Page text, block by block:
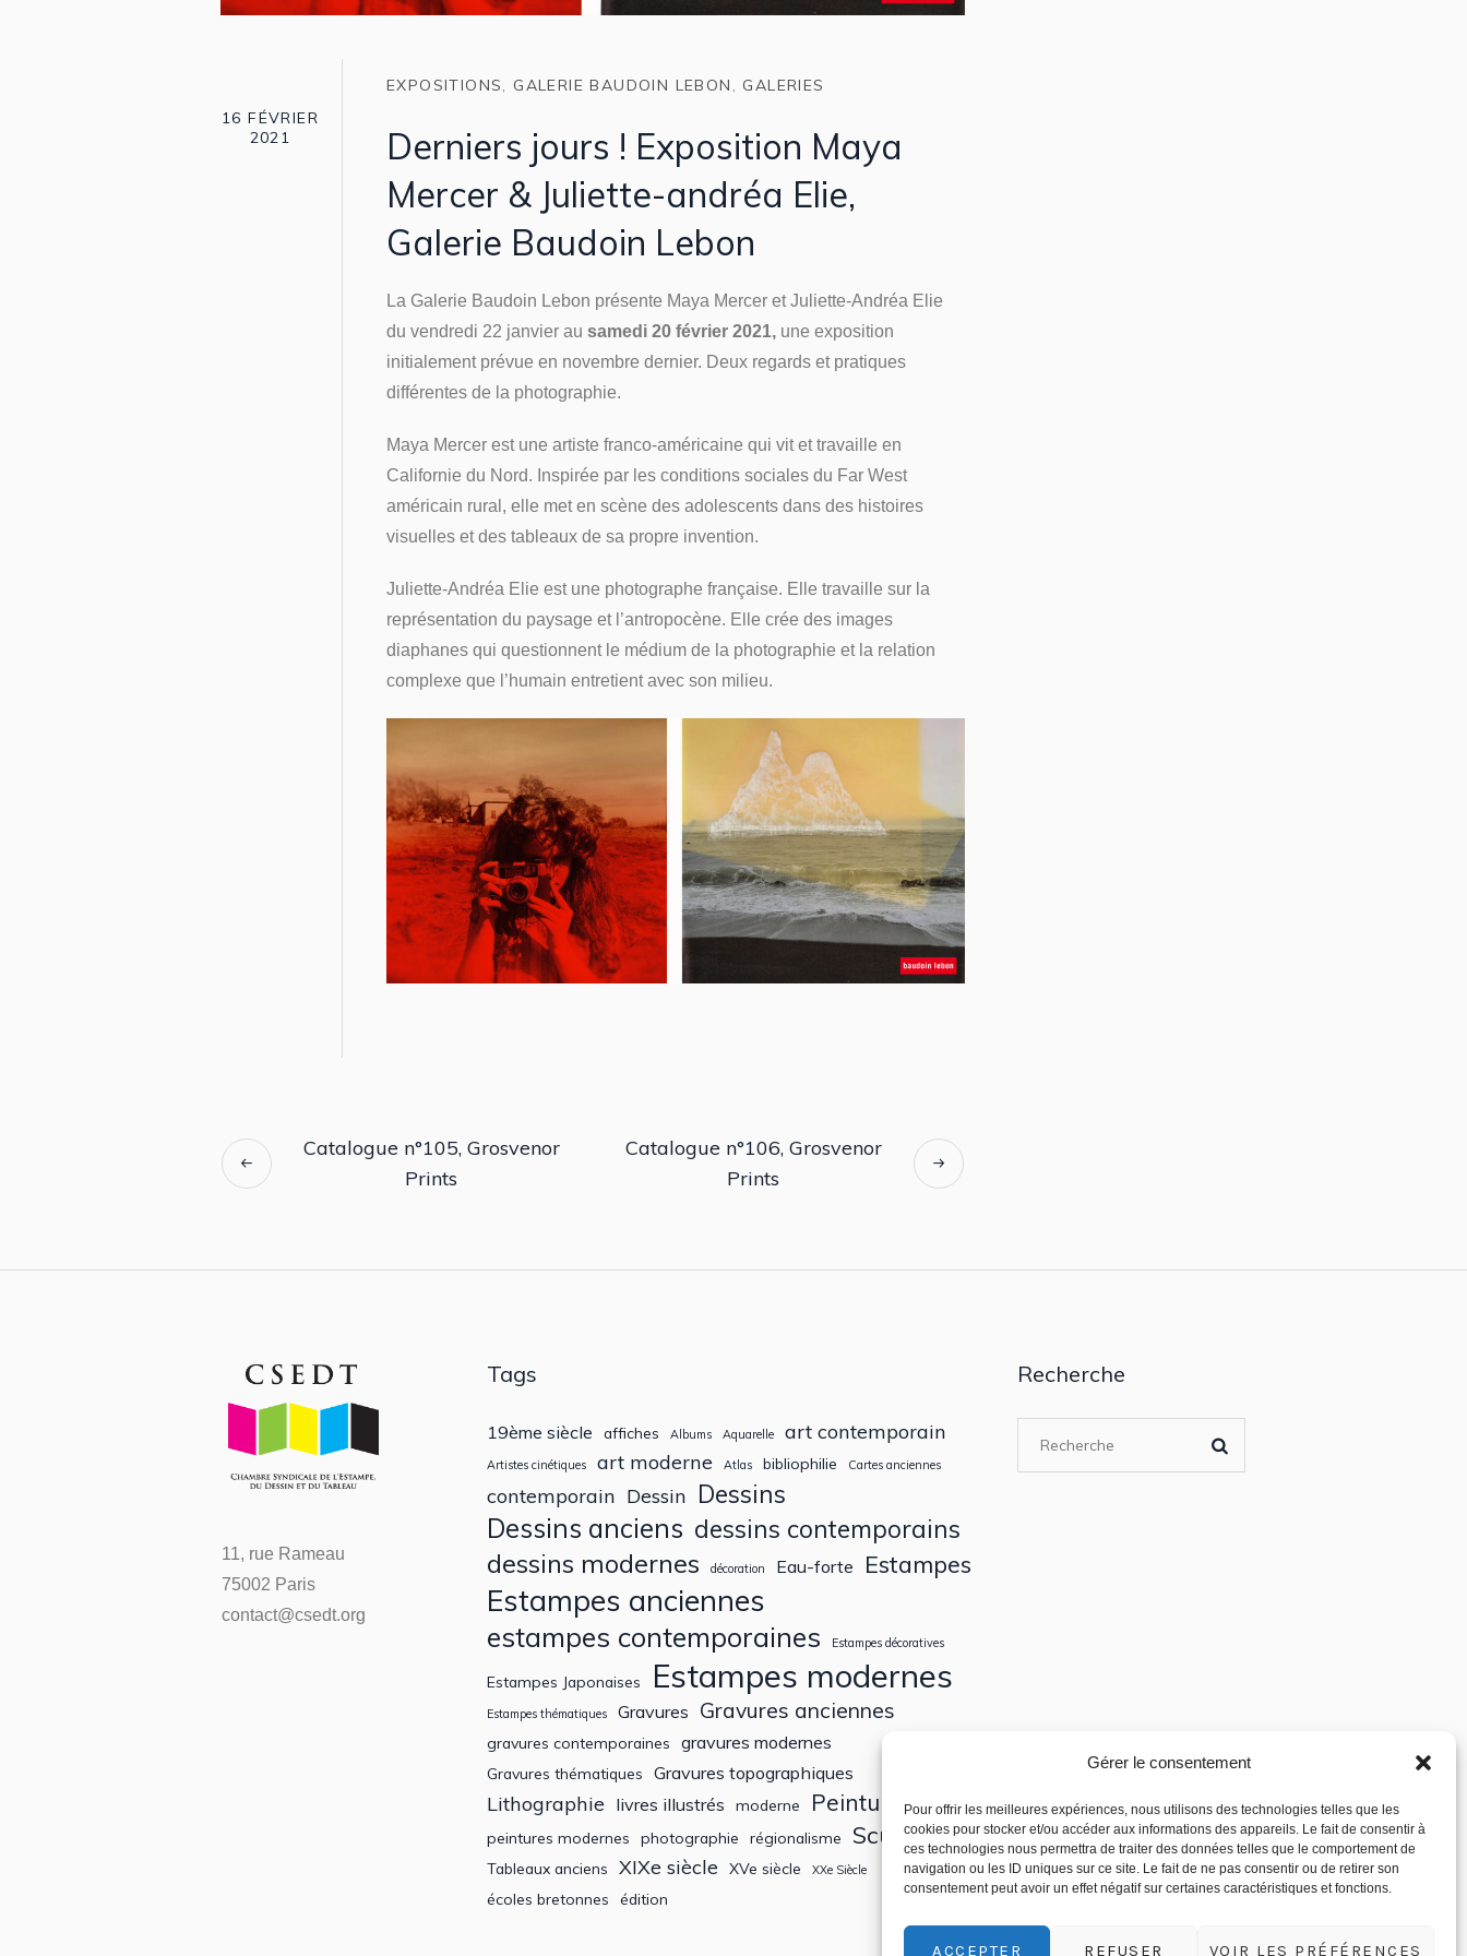
Gérer le consentement
Pour offrir les meilleures expériences, nous utilisons des technologies telles que les
cookies pour stocker et/ou accéder aux informations des appareils. Le fait de consentir à
ces technologies nous permettra de traiter des données telles que le comportement de
navigation ou les ID uniques sur ce site. Le fait de ne pas consentir ou de retirer son
consentement peut avoir un effet négatif sur certaines caractéristiques et fonctions.
ACCEPTER REFUSER VOIR LES PRÉFÉRENCES
16 FÉVRIER
2021
EXPOSITIONS, GALERIE BAUDOIN LEBON , GALERIES
Derniers jours ! Exposition Maya
Mercer & Juliette-andréa Elie,
Galerie Baudoin Lebon
La Galerie Baudoin Lebon présente Maya Mercer et Juliette-Andréa Elie
du vendredi 22 janvier au samedi 20 février 2021, une exposition
initialement prévue en novembre dernier. Deux regards et pratiques
différentes de la photographie.
Maya Mercer est une artiste franco-américaine qui vit et travaille en
Californie du Nord. Inspirée par les conditions sociales du Far West
américain rural, elle met en scène des adolescents dans des histoires
visuelles et des tableaux de sa propre invention.
Juliette-Andréa Elie est une photographe française. Elle travaille sur la
représentation du paysage et l’antropocène. Elle crée des images
diaphanes qui questionnent le médium de la photographie et la relation
complexe que l’humain entretient avec son milieu.
Catalogue n°105, Grosvenor
Prints
Catalogue n°106, Grosvenor
Prints
11, rue Rameau
75002 Paris
contact@csedt.org
Tags
19ème siècle affiches Albums Aquarelle art contemporain
Artistes cinétiques art moderne Atlas bibliophilie Cartes anciennes
contemporain Dessin Dessins
Dessins anciens dessins contemporains
dessins modernes décoration Eau-forte Estampes
Estampes anciennes
estampes contemporaines Estampes décoratives
Estampes Japonaises Estampes modernes
Estampes thématiques Gravures Gravures anciennes
gravures contemporaines gravures modernes
Gravures thématiques Gravures topographiques
Lithographie livres illustrés moderne Peintures
peintures modernes photographie régionalisme Sculptures
Tableaux anciens XIXe siècle XVe siècle XXe Siècle
écoles bretonnes édition
Recherche